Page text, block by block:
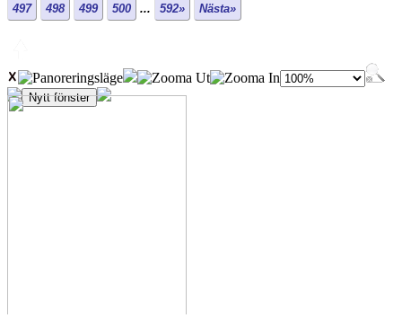
497 498 499 500 ... 592» Nästa»